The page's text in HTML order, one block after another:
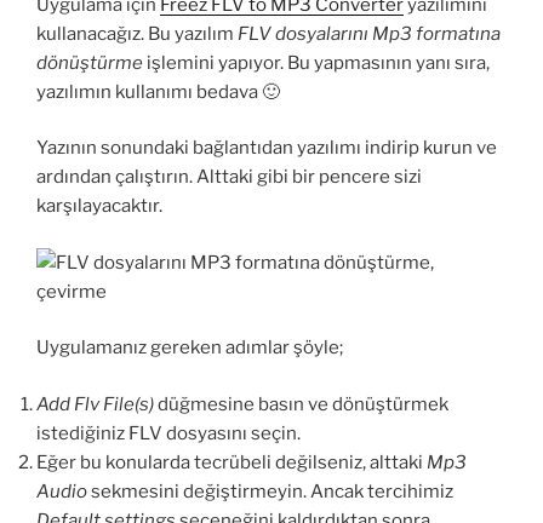
Uygulama için Freez FLV to MP3 Converteryazılımını
kullanacağız. Bu yazılım FLV dosyalarını Mp3 formatına
dönüştürme işlemini yapıyor. Bu yapmasının yanı sıra,
yazılımın kullanımı bedava 🙂
Yazının sonundaki bağlantıdan yazılımı indirip kurun ve
ardından çalıştırın. Alttaki gibi bir pencere sizi
karşılayacaktır.
Uygulamanız gereken adımlar şöyle;
Add Flv File(s)düğmesine basın ve dönüştürmek
istediğiniz FLV dosyasını seçin.
Eğer bu konularda tecrübeli değilseniz, alttaki Mp3
Audiosekmesini değiştirmeyin. Ancak tercihimiz